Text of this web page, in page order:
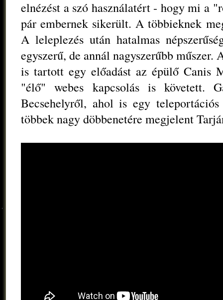
elnézést a szó használatért - hogy mi a
pár embernek sikerült. A többieknek
A leleplezés után hatalmas
egyszerű, de annál nagyszerűbb műszer.
is tartott egy előadást az épülő Canis
"élő" webes kapcsolás is követett.
Becsehelyről, ahol is egy
többek nagy döbbenetére megjelent